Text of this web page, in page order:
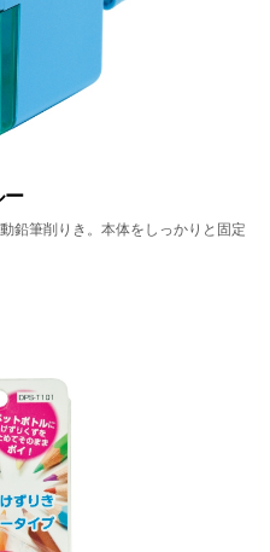
ー
鉛筆削りき。本体をしっかりと固定